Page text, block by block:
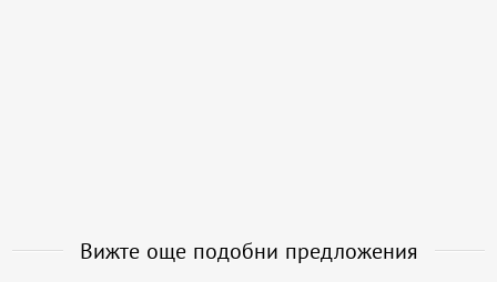
Вижте още подобни предложения